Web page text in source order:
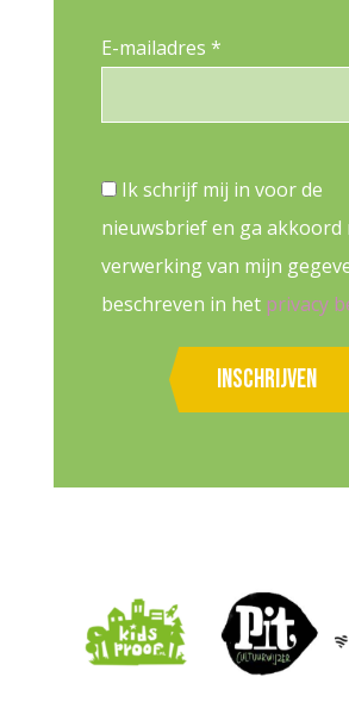
E-mailadres *
Ik schrijf mij in voor de
nieuwsbrief en ga akkoord
verwerking van mijn
beschreven in het privacy
Inschrijven